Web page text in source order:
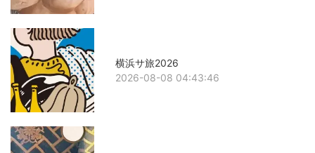
横浜サ旅2026
2026-08-08 04:43:46